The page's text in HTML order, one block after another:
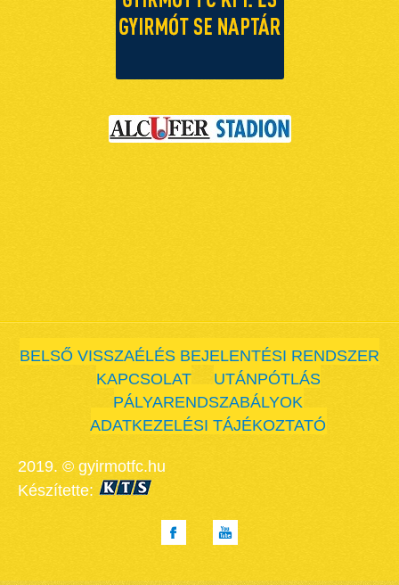
BELSŐ VISSZAÉLÉS BEJELENTÉSI RENDSZER
KAPCSOLAT
UTÁNPÓTLÁS
PÁLYARENDSZABÁLYOK
ADATKEZELÉSI TÁJÉKOZTATÓ
2019. © gyirmotfc.hu
Készítette: